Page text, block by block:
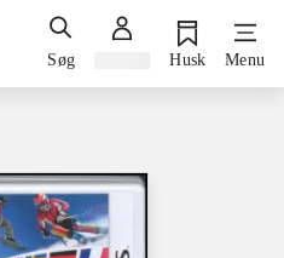
Søg Husk Menu